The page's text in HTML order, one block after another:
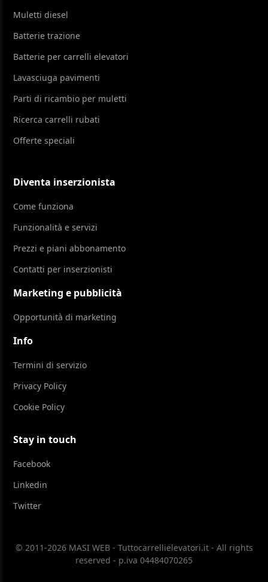
Muletti diesel
Batterie trazione
Batterie per carrelli elevatori
Lavasciuga pavimenti
Parti di ricambio per muletti
Ricerca carrelli rubati
Offerte speciali
Diventa inserzionista
Come funziona
Funzionalità e servizi
Prezzi e piani abbonamento
Contatti per inserzionisti
Marketing e pubblicità
Opportunità di marketing
Info
Termini di servizio
Privacy Policy
Cookie Policy
Stay in touch
Facebook
Linkedin
Twitter
© 2011-2026 MASI WEB - Tuttocarrellielevatori.it - All rights
reserved - p.iva 04484070265